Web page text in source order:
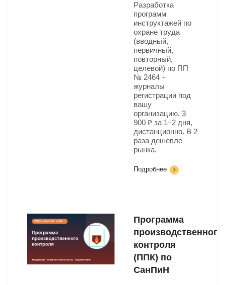
Разработка
программ
инструктажей по
охране труда
(вводный,
первичный,
повторный,
целевой) по ПП
№ 2464 +
журналы
регистрации под
вашу
организацию. 3
900 ₽ за 1–2 дня,
дистанционно. В 2
раза дешевле
рынка.
Подробнее
Программа
производственного
контроля
(ППК) по
СанПиН